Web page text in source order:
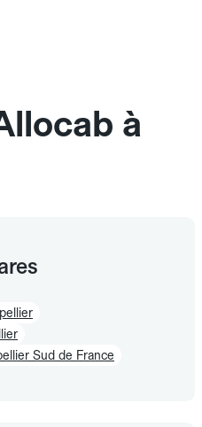
à
Sud de France